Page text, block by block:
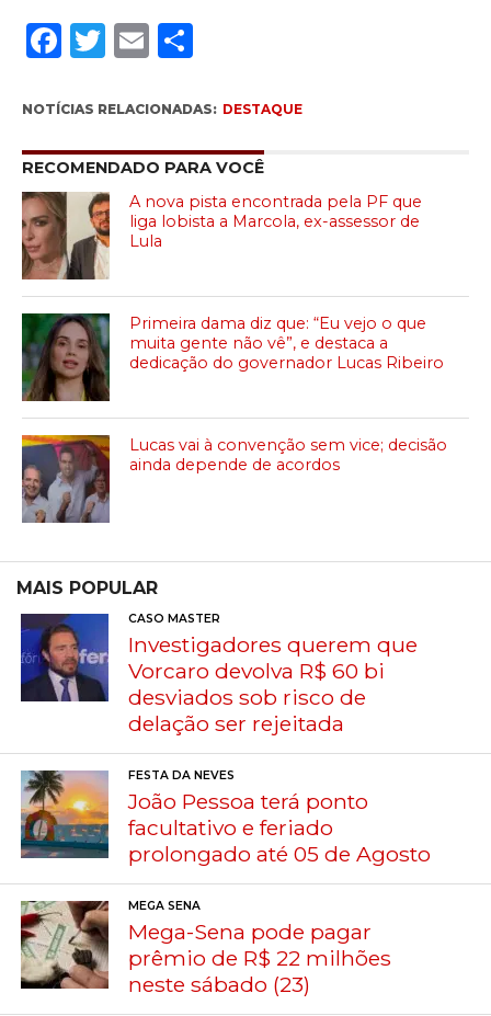
Facebook
Twitter
EmailCompartilhar
NOTÍCIAS RELACIONADAS: DESTAQUE
RECOMENDADO PARA VOCÊ
A nova pista encontrada pela PF que
liga lobista a Marcola, ex-assessor de
Lula
Primeira dama diz que: “Eu vejo o que
muita gente não vê”, e destaca a
dedicação do governador Lucas Ribeiro
Lucas vai à convenção sem vice; decisão
ainda depende de acordos
MAIS POPULAR
CASO MASTER
Investigadores querem que
Vorcaro devolva R$ 60 bi
desviados sob risco de
delação ser rejeitada
FESTA DA NEVES
João Pessoa terá ponto
facultativo e feriado
prolongado até 05 de Agosto
MEGA SENA
Mega-Sena pode pagar
prêmio de R$ 22 milhões
neste sábado (23)